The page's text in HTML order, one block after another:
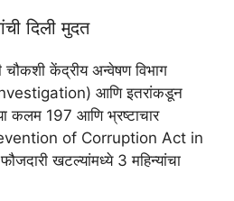
दिली मुदत
चौकशी केंद्रीय अन्वेषण विभाग
आणि इतरांकडून
कलम 197 आणि भ्रष्टाचार
of Corruption Act in
खटल्यांमध्ये 3 महिन्यांचा